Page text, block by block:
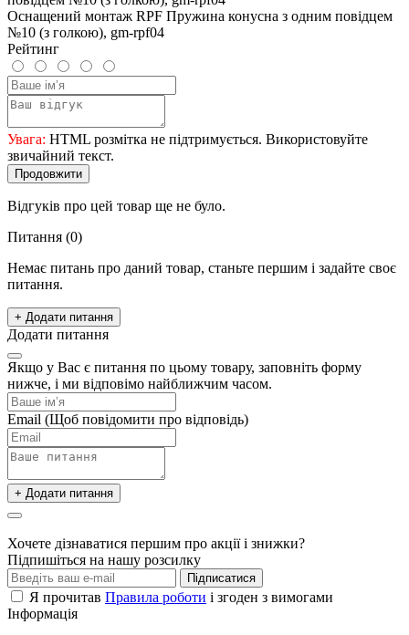
Оснащений монтаж RPF Пружина конусна з одним повідцем
№10 (з голкою), gm-rpf04
Рейтинг
Увага: HTML розмітка не підтримується. Використовуйте
звичайний текст.
Продовжити
Відгуків про цей товар ще не було.
Питання (0)
Немає питань про даний товар, станьте першим і задайте своє
питання.
+ Додати питання
Додати питання
Якщо у Вас є питання по цьому товару, заповніть форму
нижче, і ми відповімо найближчим часом.
Email (Щоб повідомити про відповідь)
+ Додати питання
Хочете дізнаватися першим про акції і знижки?
Підпишіться на нашу розсилку
Підписатися
Я прочитав Правила роботи і згоден з вимогами
Інформація